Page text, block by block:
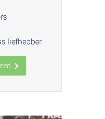
liefhebber